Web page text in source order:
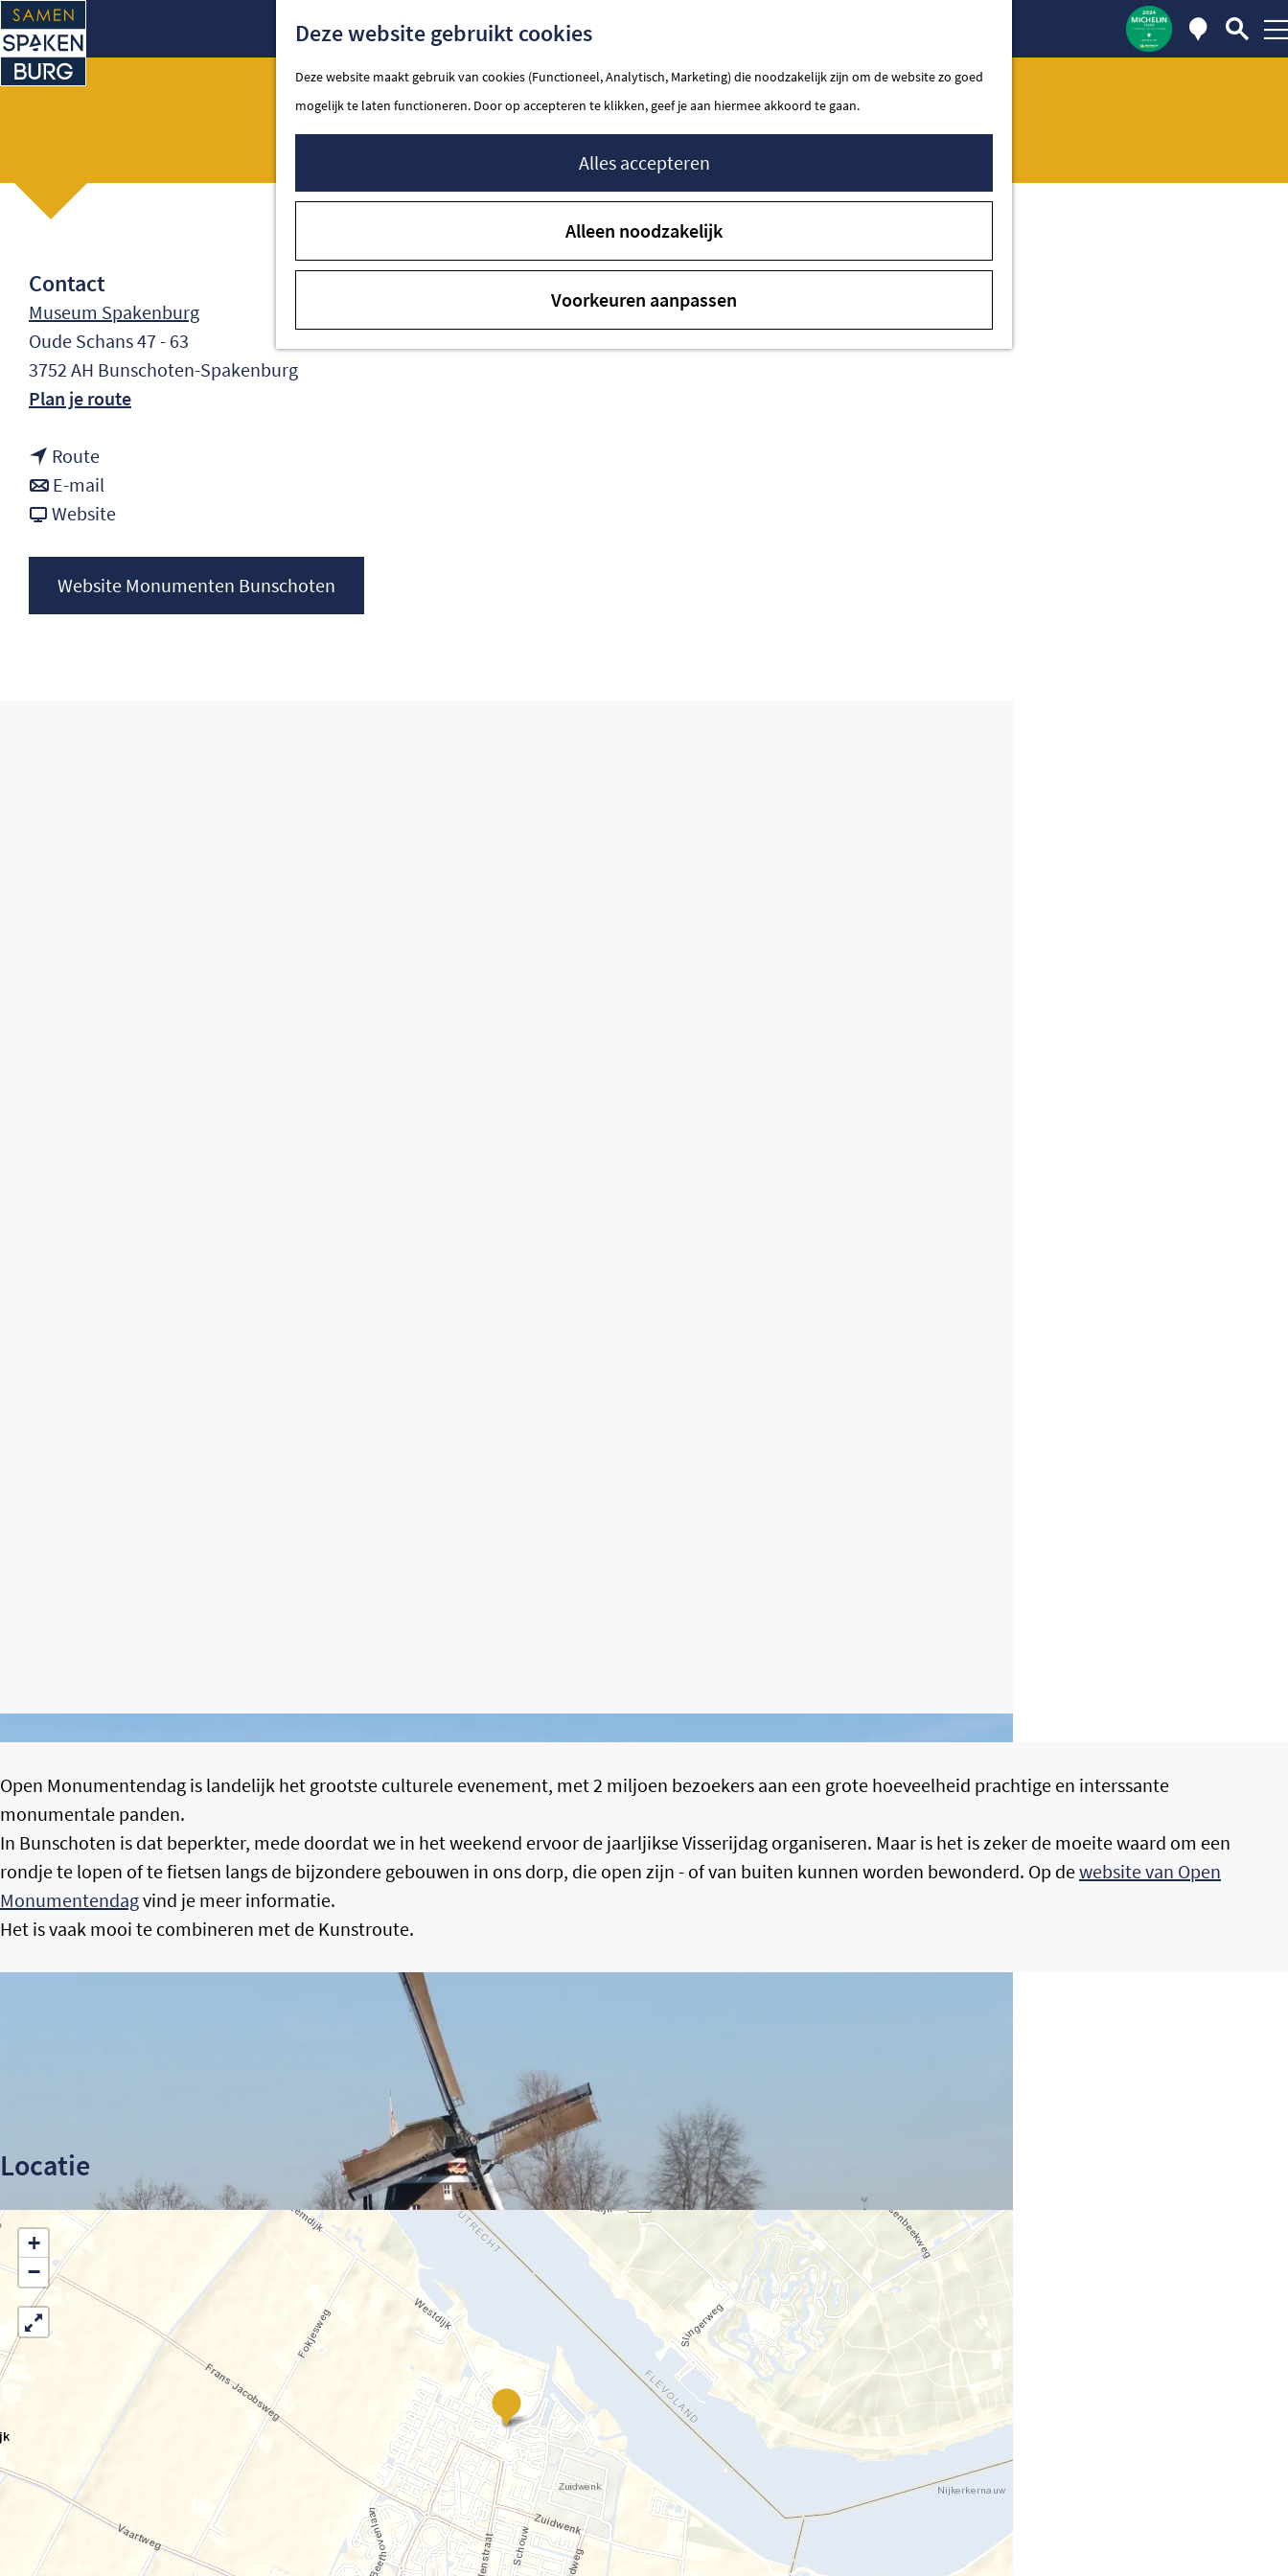
Deze website gebruikt cookies
Deze website maakt gebruik van cookies (Functioneel, Analytisch, Marketing) die noodzakelijk zijn om de website zo goed
mogelijk te laten functioneren. Door op accepteren te klikken, geef je aan hiermee akkoord te gaan.
Alles accepteren
Alleen noodzakelijk
Voorkeuren aanpassen
Ga
naar
de
Kaart
Open Monumentendag Bunschoten
Contact
Museum Spakenburg
Oude Schans 47 - 63
3752 AH Bunschoten-Spakenburg
Plan je routenaar
Routenaar
Open
Monumentendag
E-mail
Open
Websitevan
Bunschoten
Website Monumenten Bunschoten
Open Monumentendag is landelijk het grootste culturele evenement, met 2 miljoen bezoekers aan een grote hoeveelheid prachtige en interssante
monumentale panden.
In Bunschoten is dat beperkter, mede doordat we in het weekend ervoor de jaarljikse Visserijdag organiseren. Maar is het is zeker de moeite waard om een
rondje te lopen of te fietsen langs de bijzondere gebouwen in ons dorp, die open zijn - of van buiten kunnen worden bewonderd. Op dewebsite van Open
Monumentendagvind je meer informatie.
Het is vaak mooi te combineren met de Kunstroute.
Locatie
Open
Monumentendag
Bunschoten
+
−